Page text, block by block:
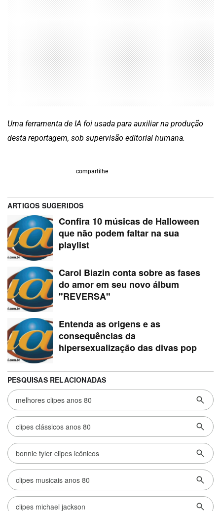
Uma ferramenta de IA foi usada para auxiliar na produção
desta reportagem, sob supervisão editorial humana.
compartilhe